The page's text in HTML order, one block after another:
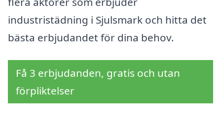
industristädning i Sjulsmark och hitta det
bästa erbjudandet för dina behov.
Få 3 erbjudanden, gratis och utan
förpliktelser